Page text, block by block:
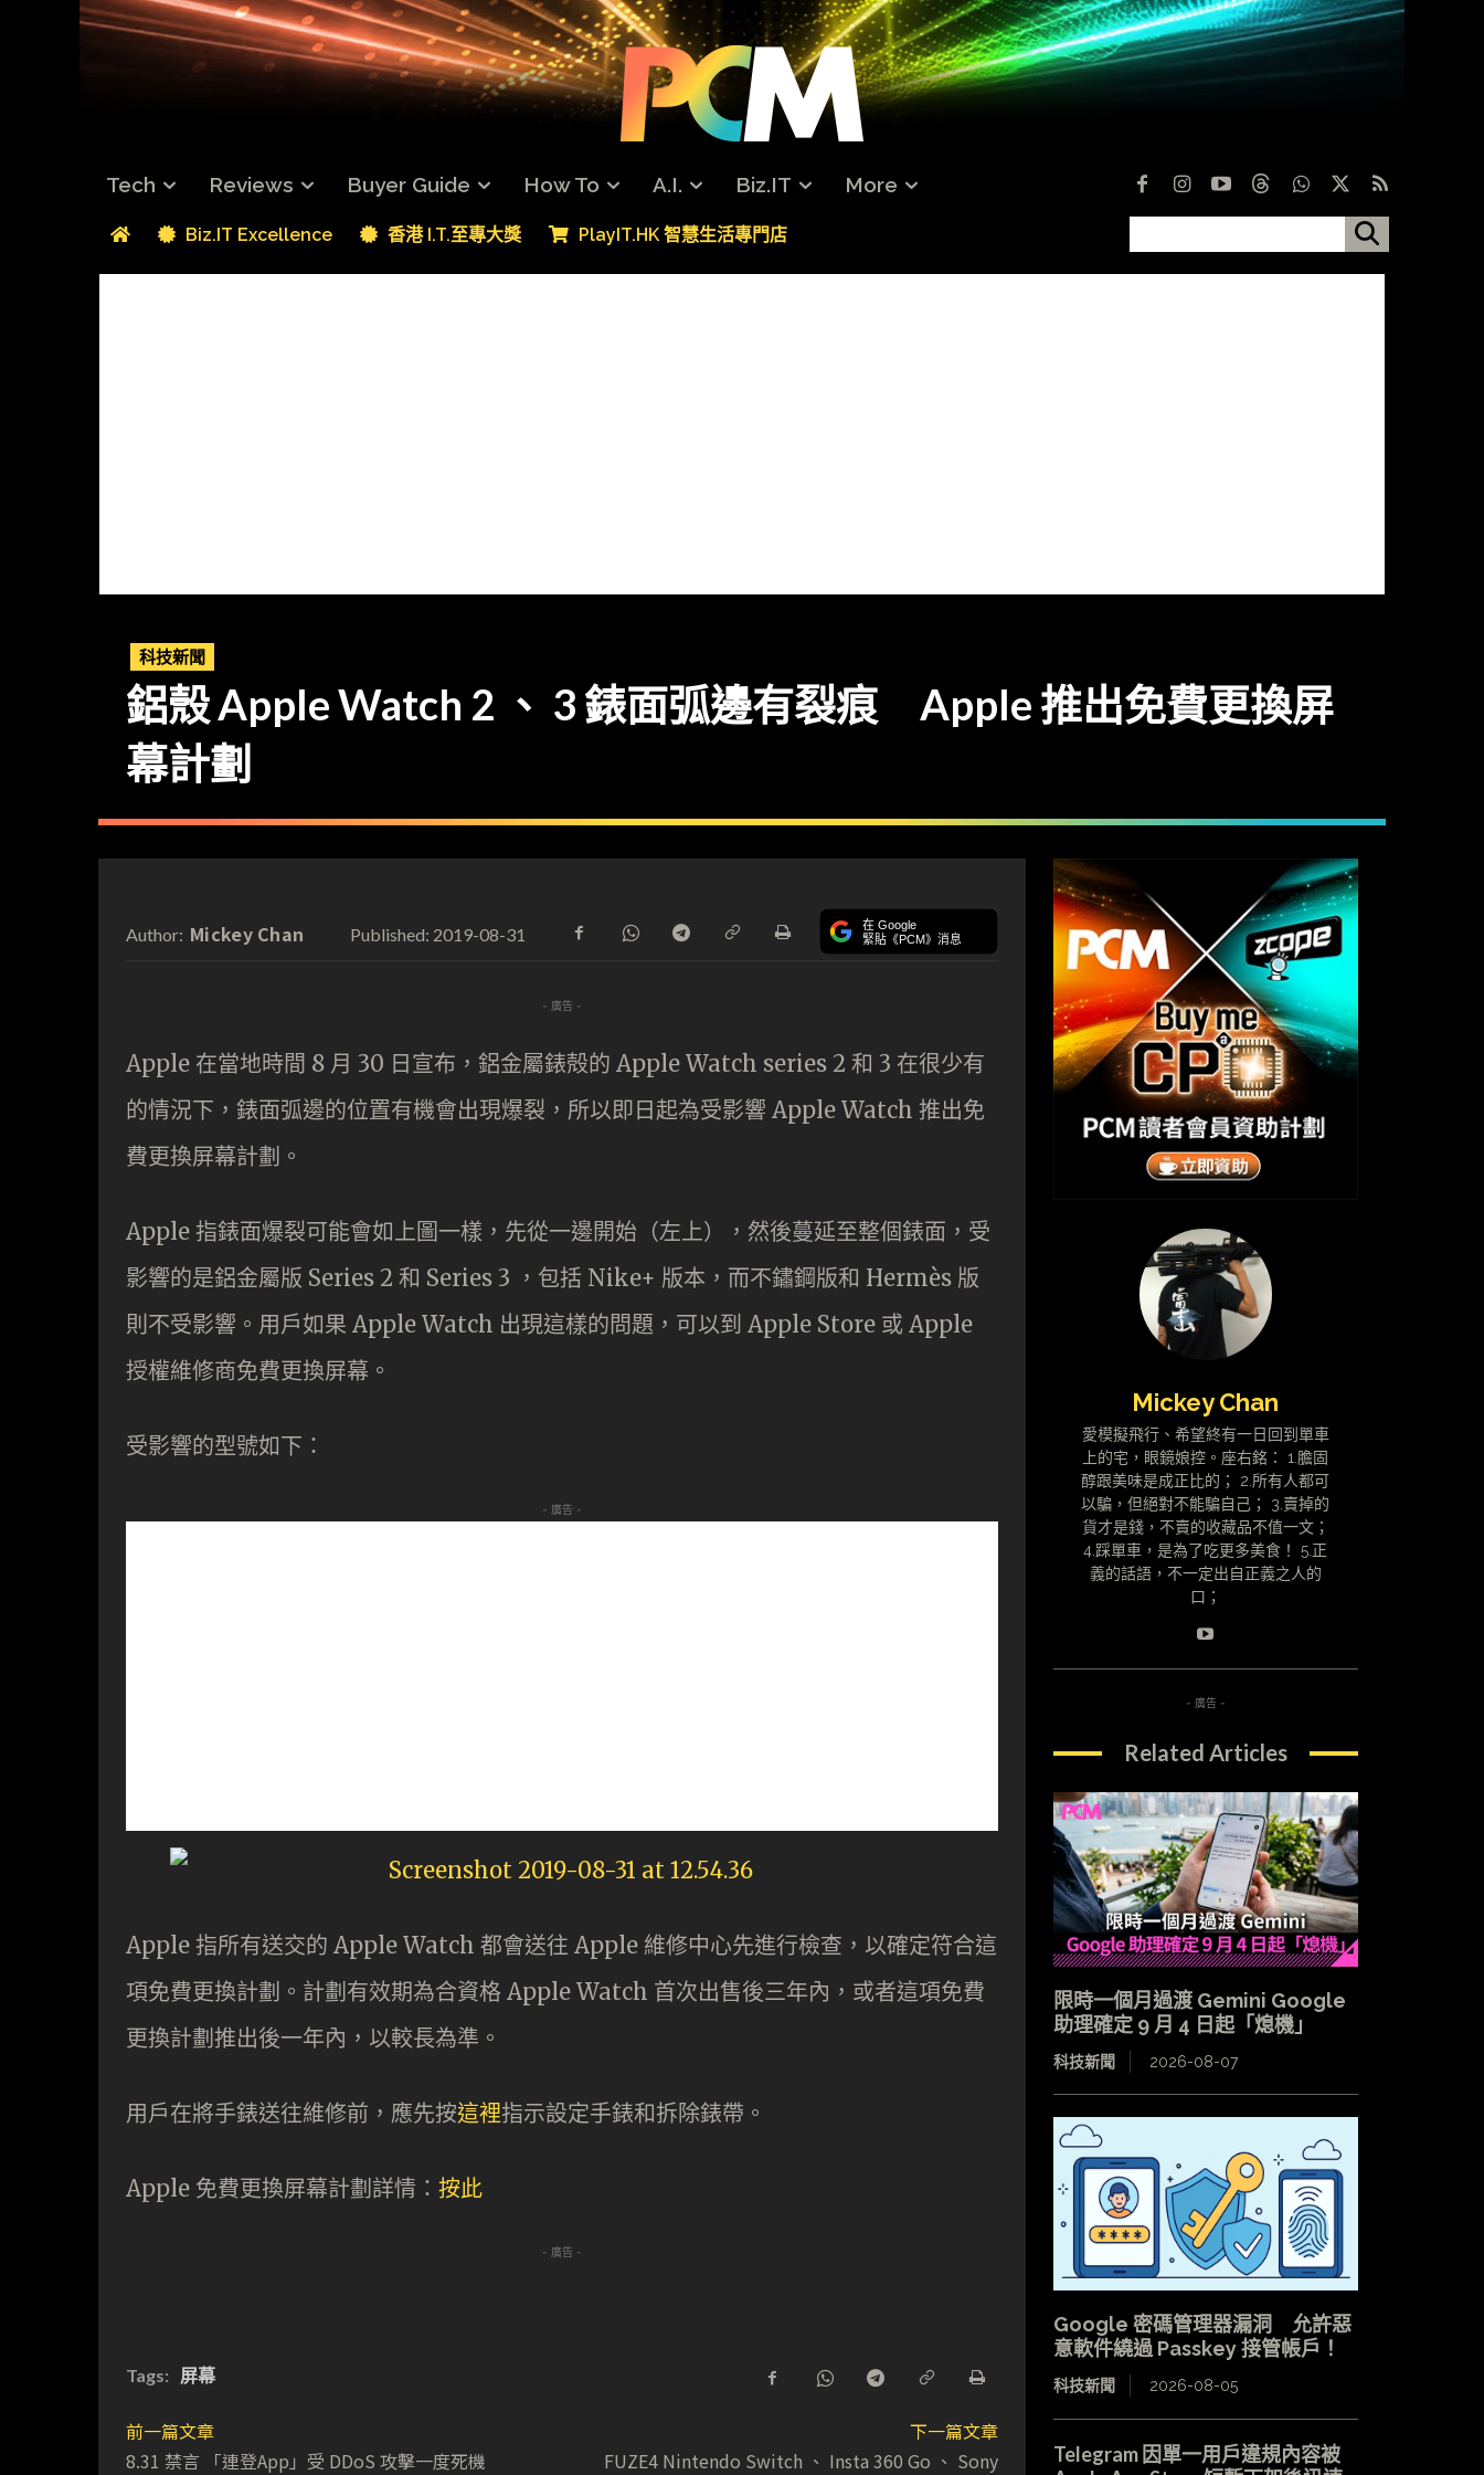
Tech Reviews Buyer Guide How To A.I. Biz.IT More
Biz.IT Excellence 香港 I.T.至專大獎 PlayIT.HK 智慧生活專門店
科技新聞
鋁殼 Apple Watch 2 、 3 錶面弧邊有裂痕 Apple 推出免費更換屏
幕計劃
Author: Mickey Chan Published: 2019-08-31 在 Google
緊貼《PCM》消息
- 廣告 -
Apple 在當地時間 8 月 30 日宣布，鋁金屬錶殻的 Apple Watch series 2 和 3 在很少有
的情況下，錶面弧邊的位置有機會出現爆裂，所以即日起為受影響 Apple Watch 推出免
費更換屏幕計劃。
Apple 指錶面爆裂可能會如上圖一樣，先從一邊開始（左上），然後蔓延至整個錶面，受
影響的是鋁金屬版 Series 2 和 Series 3 ，包括 Nike+ 版本，而不鏽鋼版和 Hermès 版
則不受影響。用戶如果 Apple Watch 出現這樣的問題，可以到 Apple Store 或 Apple
授權維修商免費更換屏幕。
受影響的型號如下：
- 廣告 -
Apple 指所有送交的 Apple Watch 都會送往 Apple 維修中心先進行檢查，以確定符合這
項免費更換計劃。計劃有效期為合資格 Apple Watch 首次出售後三年內，或者這項免費
更換計劃推出後一年內，以較長為準。
用戶在將手錶送往維修前，應先按這裡指示設定手錶和拆除錶帶。
Apple 免費更換屏幕計劃詳情： 按此
- 廣告 -
Tags: 屏幕
前一篇文章
8.31 禁言 「連登App」受 DDoS 攻擊一度死機
下一篇文章
FUZE4 Nintendo Switch 、 Insta 360 Go 、 Sony
Mickey Chan
愛模擬飛行、希望終有一日回到單車
上的宅，眼鏡娘控。座右銘： 1.膽固
醇跟美味是成正比的； 2.所有人都可
以騙，但絕對不能騙自己； 3.賣掉的
貨才是錢，不賣的收藏品不值一文；
4.踩單車，是為了吃更多美食！ 5.正
義的話語，不一定出自正義之人的
口；
- 廣告 -
Related Articles
限時一個月過渡 Gemini Google
助理確定 9 月 4 日起「熄機」
科技新聞 2026-08-07
Google 密碼管理器漏洞 允許惡
意軟件繞過 Passkey 接管帳戶！
科技新聞 2026-08-05
Telegram 因單一用戶違規內容被